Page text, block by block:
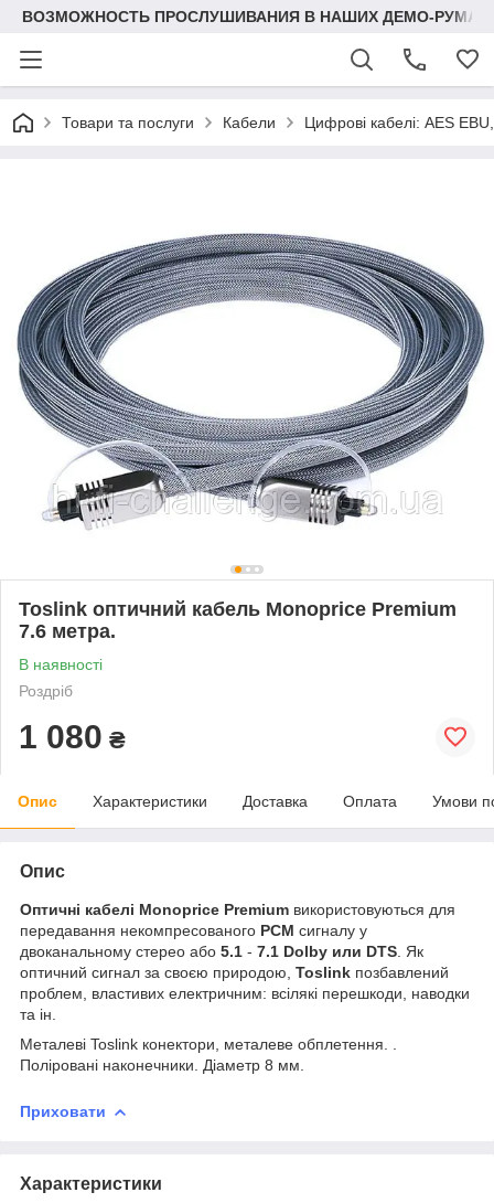
ВОЗМОЖНОСТЬ ПРОСЛУШИВАНИЯ В НАШИХ ДЕМО-РУМАХ
Товари та послуги Кабели Цифрові кабелі: AES
Toslink оптичний кабель Monoprice Premium
7.6 метра.
В наявності
Роздріб
1 080 ₴
Опис Характеристики Доставка Оплата Умови
Опис
Оптичні кабелі Monoprice Premium використовуються для
передавання некомпресованого PCM сигналу у
двоканальному стерео або 5.1 - 7.1 Dolby или DTS . Як
оптичний сигнал за своєю природою, Toslink позбавлений
проблем, властивих електричним: всілякі перешкоди, наводки
та ін.
Металеві Toslink конектори, металеве обплетення. .
Поліровані наконечники. Діаметр 8 мм.
Приховати
Характеристики